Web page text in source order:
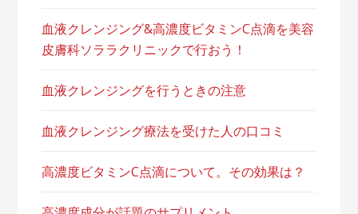
血液クレンジング&高濃度ビタミンC点滴を美容
皮膚科ソララクリニックで行おう！
血液クレンジングを行うときの注意
血液クレンジング療法を受けた人の口コミ
高濃度ビタミンC点滴について。その効果は？